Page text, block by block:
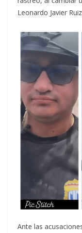
Leonardo Javier
Ante las